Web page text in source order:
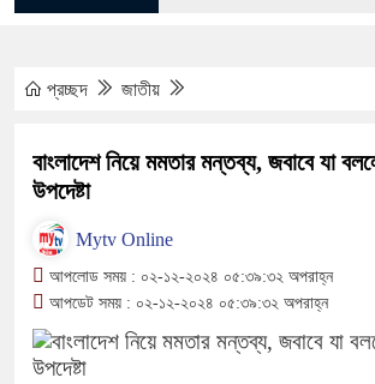
বিক্রিতে
প্রচ্ছদ জাতীয়
বাংলাদেশ নিয়ে মমতার মন্তব্য, জবাবে যা
উপদেষ্টা
Mytv Online
আপলোড সময় : ০২-১২-২০২৪ ০৫:৩৯:৩২ অপরাহ্ন
আপডেট সময় : ০২-১২-২০২৪ ০৫:৩৯:৩২ অপরাহ্ন